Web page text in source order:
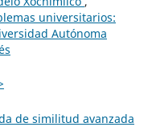
universitarios:
Autónoma
de similitud avanzada